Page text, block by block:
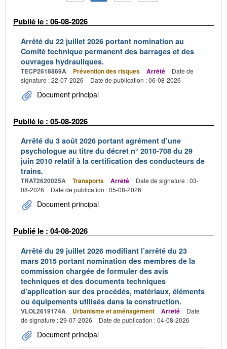
Publié le : 06-08-2026
Arrêté du 22 juillet 2026 portant nomination au
Comité technique permanent des barrages et des
ouvrages hydrauliques.
TECP2618869A Prévention des risques Arrêté
Date de
signature : 22-07-2026
Date de publication : 06-08-2026
Document principal
Publié le : 05-08-2026
Arrêté du 3 août 2026 portant agrément d’une
psychologue au titre du décret n° 2010-708 du 29
juin 2010 relatif à la certification des conducteurs de
trains.
TRAT2620025A Transports Arrêté
Date de signature : 03-
08-2026
Date de publication : 05-08-2026
Document principal
Publié le : 04-08-2026
Arrêté du 29 juillet 2026 modifiant l’arrêté du 23
mars 2015 portant nomination des membres de la
commission chargée de formuler des avis
techniques et des documents techniques
d’application sur des procédés, matériaux, éléments
ou équipements utilisés dans la construction.
VLOL2619174A Urbanisme et aménagement Arrêté
Date
de signature : 29-07-2026
Date de publication : 04-08-2026
Document principal